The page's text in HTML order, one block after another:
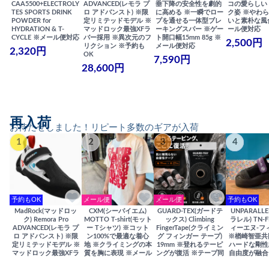
CAA5500+ELECTROLY
TES SPORTS DRINK
POWDER for
HYDRATION & T-
CYCLE ※メール便対応
2,320円
ADVANCED(レモラ プ
ロ アドバンスト) ※限
定リミテッドモデル ※
マッドロック最強XFラ
バー採用 ※異次元のフ
リクション ※予約も
OK
28,600円
垂下降の安全性を劇的
に高める ※一瞬でロー
プを通せる一体型ブレ
ーキングスパー ※ゲー
ト開口幅15mm 85g ※
メール便対応
7,590円
コの愛らしい
ク姿 ※やわ
いと素朴な
ール便対応
2,500円
お待たせしました！リピート多数のギアが入荷
再入荷
1
予約もOK
MadRock(マッドロッ
ク) Remora Pro
ADVANCED(レモラ プ
ロ アドバンスト) ※限
定リミテッドモデル ※
マッドロック最強XFラ
2
メール便
CXM(シーバイエム)
MOTTO T-shirt(モット
ー Tシャツ) ※コット
ン100%で最適な着心
地 ※クライミングの本
質を胸に表現 ※メール
3
メール便
GUARD-TEX(ガードテ
ックス) Climbing
FingerTape(クライミン
グ フィンガー テープ)
19mm ※登れるテーピ
ングが復活 ※テープ同
4
予約もOK
ラレル) TN-
ィーエヌ-フ
※楢崎智亜
ハードな剛
自由度が融